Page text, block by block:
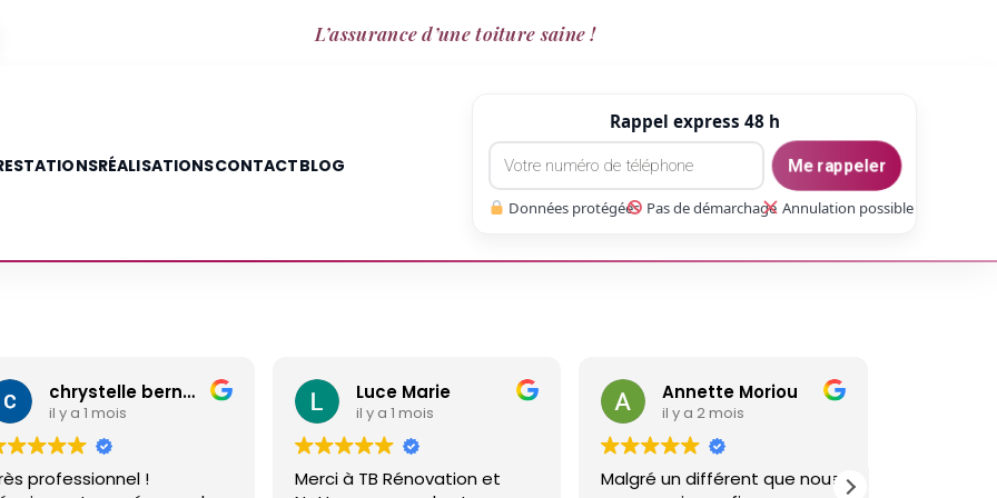
L’assurance d’une toiture saine !
RÉALISATIONSCONTACTBLOG
Rappel express 48 h
Me rappeler
Données protégées Pas de démarchage Annulation possible
chrystelle bernard
il y a 1 mois
professionnel !
Luce Marie
il y a 1 mois
Merci à TB Rénovation et
Annette Moriou
il y a 2 mois
Malgré un différent que nous